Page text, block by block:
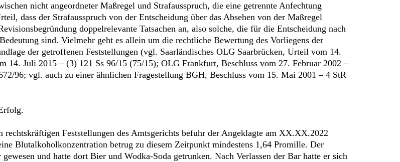
nicht angeordneter Maßregel und Strafausspruch, die eine getrennte Anfechtung
dass der Strafausspruch von der Entscheidung über das Absehen von der Maßregel
doppelrelevante Tatsachen an, also solche, die für die Entscheidung nach
sind. Vielmehr geht es allein um die rechtliche Bewertung des Vorliegens der
der getroffenen Feststellungen (vgl. Saarländisches OLG Saarbrücken, Urteil vom 14.
14. Juli 2015 – (3) 121 Ss 96/15 (75/15); OLG Frankfurt, Beschluss vom 27. Februar 2002 –
96; vgl. auch zu einer ähnlichen Fragestellung BGH, Beschluss vom 15. Mai 2001 – 4 StR
Feststellungen des Amtsgerichts befuhr der Angeklagte am XX.XX.2022
Blutalkoholkonzentration betrug zu diesem Zeitpunkt mindestens 1,64 Promille. Der
und hatte dort Bier und Wodka-Soda getrunken. Nach Verlassen der Bar hatte er sich